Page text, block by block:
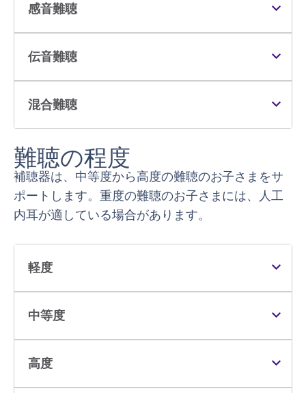
感音難聴
伝音難聴
混合難聴
難聴の程度
補聴器は、中等度から高度の難聴のお子さまをサ
ポートします。重度の難聴のお子さまには、人工
内耳が適している場合があります。
軽度
中等度
高度